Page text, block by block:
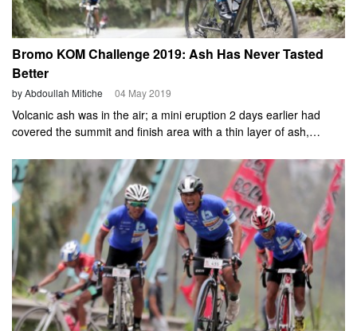
Bromo KOM Challenge 2019: Ash Has Never Tasted
Better
by Abdoullah Mitiche 04 May 2019
Volcanic ash was in the air; a mini eruption 2 days earlier had
covered the summit and finish area with a thin layer of ash,
an active volcano. This is what you trained for, I reminded myself,
as I glimpsed the fading 2-men breakaway. I was the chase; a
podium finish was not in the bag, but became ever more
obtainable.